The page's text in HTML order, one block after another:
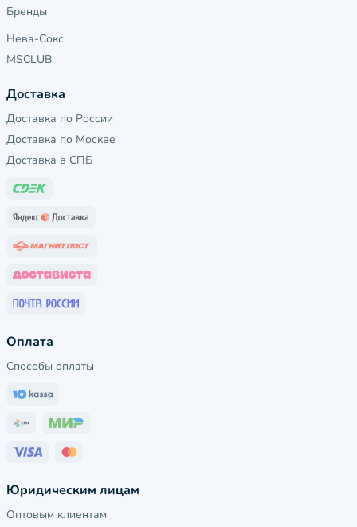
Бренды
Нева-Сокс
MSCLUB
Доставка
Доставка по России
Доставка по Москве
Доставка в СПБ
Оплата
Способы оплаты
Юридическим лицам
Оптовым клиентам